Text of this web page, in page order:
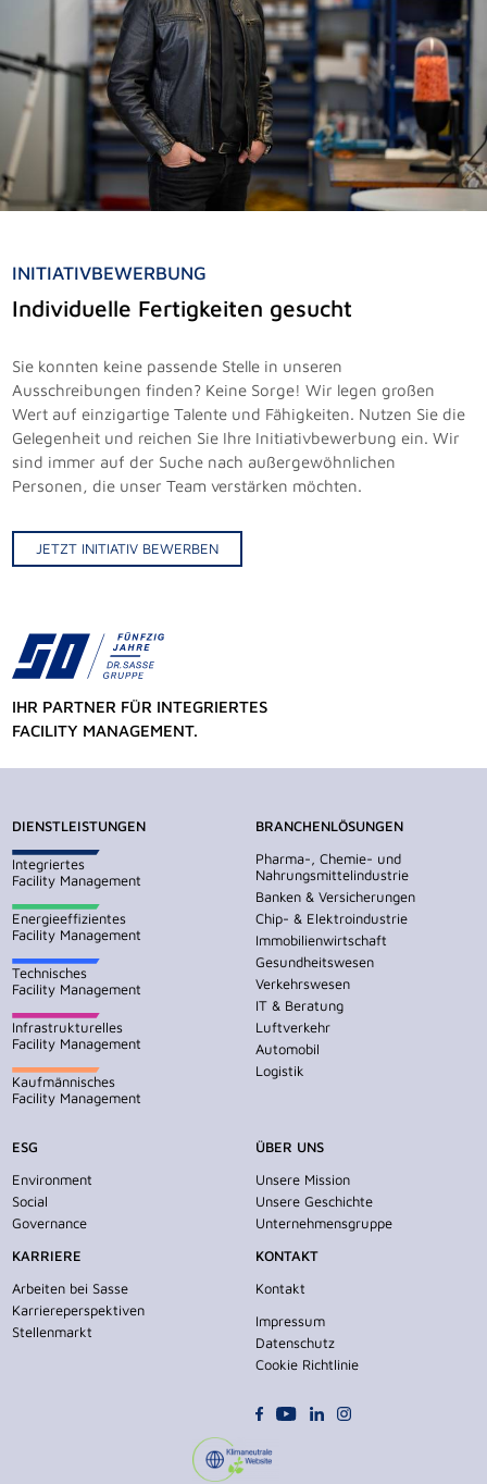
INITIATIVBEWERBUNG
Individuelle Fertigkeiten gesucht
Sie konnten keine passende Stelle in unseren
Ausschreibungen finden? Keine Sorge! Wir legen großen
Wert auf einzigartige Talente und Fähigkeiten. Nutzen Sie die
Gelegenheit und reichen Sie Ihre Initiativbewerbung ein. Wir
sind immer auf der Suche nach außergewöhnlichen
Personen, die unser Team verstärken möchten.
JETZT INITIATIV BEWERBEN
IHR PARTNER FÜR INTEGRIERTES
FACILITY MANAGEMENT.
DIENSTLEISTUNGEN
Integriertes
Facility Management
Energieeffizientes
Facility Management
Technisches
Facility Management
Infrastrukturelles
Facility Management
Kaufmännisches
Facility Management
BRANCHENLÖSUNGEN
Pharma-, Chemie- und
Nahrungsmittelindustrie
Banken & Versicherungen
Chip- & Elektroindustrie
Immobilienwirtschaft
Gesundheitswesen
Verkehrswesen
IT & Beratung
Luftverkehr
Automobil
Logistik
ESG
Environment
Social
Governance
KARRIERE
Arbeiten bei Sasse
Karriereperspektiven
Stellenmarkt
ÜBER UNS
Unsere Mission
Unsere Geschichte
Unternehmensgruppe
KONTAKT
Kontakt
Impressum
Datenschutz
Cookie Richtlinie